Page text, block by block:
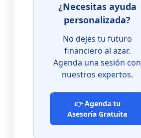
¿Necesitas ayuda
personalizada?
No dejes tu futuro
financiero al azar.
Agenda una sesión con
nuestros expertos.
👉 Agenda tu
Asesoría Gratuita